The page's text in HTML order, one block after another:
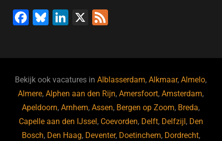
F
b
o
o
k
Bl
ky
Li
dI
n
X
Bekijk ook vacatures inAlblasserdam,Alkmaar,Almelo,
Almere,Alphen aan den Rijn,Amersfoort,Amsterdam,
Apeldoorn,Arnhem,Assen, Bergen op Zoom, Breda,
Capelle aan den IJssel , Coevorden, Delft, Delfzijl , Den
Bosch, Den Haag, Deventer, Doetinchem, Dordrecht,